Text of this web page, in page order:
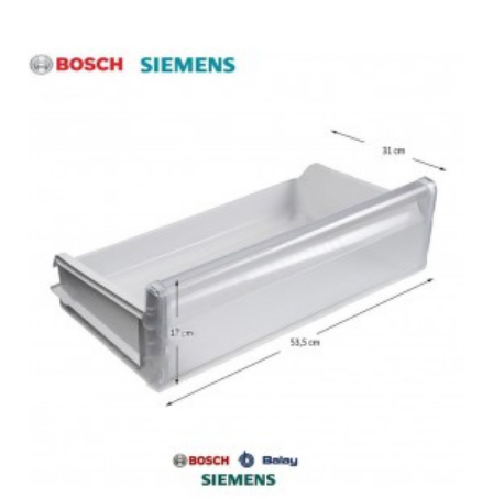
LIEBHERR, 096868800 KSSV 3660-25
LIEBHERR, 096879000 KS 4260-25
LIEBHERR, 096893201 KS 2640-25A
LIEBHERR, 096894801 KSV 2924-25A
LIEBHERR, 096895400 KS 3120-25
LIEBHERR, 096895401 KS 3120-25A
LIEBHERR, 096895402 KS 3120-25B
LIEBHERR, 096919000 KS 2424-25
LIEBHERR, 096919001 KS 2424-25A
LIEBHERR, 096919200 KS 2620-25
LIEBHERR, 096919201 KS 2620-25A
LIEBHERR, 096919202 KS 2620-25B
LIEBHERR, 096927600 KS 2640-25
LIEBHERR, 096927601 KS 2640-25A